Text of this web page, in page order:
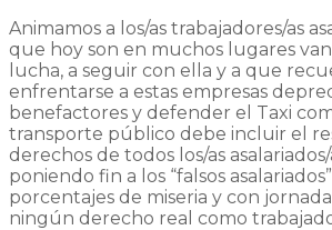
Animamos a los/as trabajadores/as
que hoy son en muchos lugares
lucha, a seguir con ella y a que
enfrentarse a estas empresas
benefactores y defender el Taxi
transporte público debe incluir el
derechos de todos los/as
poniendo fin a los “falsos
porcentajes de miseria y con
ningún derecho real como